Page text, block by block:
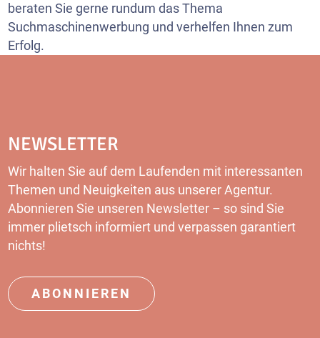
beraten Sie gerne rundum das Thema
Suchmaschinenwerbung und verhelfen Ihnen zum
Erfolg.
NEWSLETTER
Wir halten Sie auf dem Laufenden mit interessanten
Themen und Neuigkeiten aus unserer Agentur.
Abonnieren Sie unseren Newsletter – so sind Sie
immer plietsch informiert und verpassen garantiert
nichts!
ABONNIEREN